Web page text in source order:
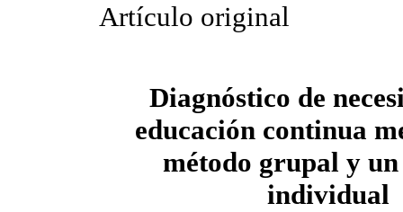
Artículo original
Diagnóstico de
educación continua
método grupal y
individual